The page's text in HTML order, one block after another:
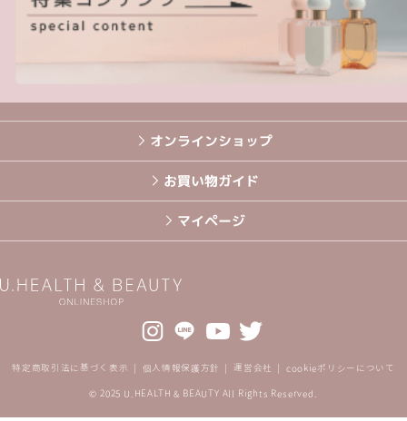
オンラインショップ
お買い物ガイド
マイページ
© 2025 U.HEALTH & BEAUTY All Rights Reserved.
特定商取引法に基づく表示 個人情報保護方針 運営会社 cookieポリシーについて